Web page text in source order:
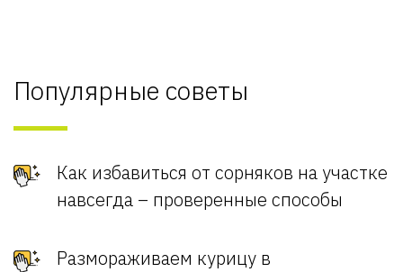
Популярные советы
Как избавиться от сорняков на участке
навсегда – проверенные способы
Размораживаем курицу в